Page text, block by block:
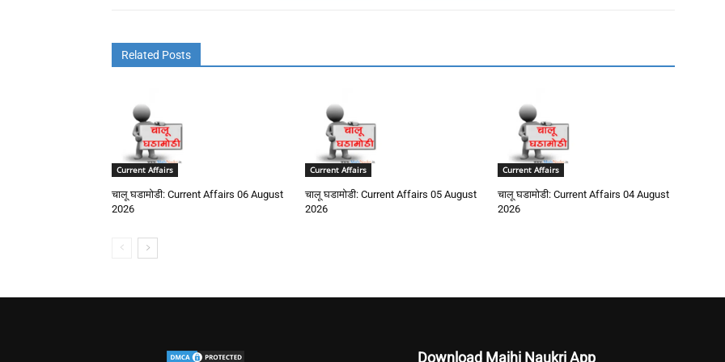
Related Posts
Current Affairs
चालू घडामोडी: Current Affairs 06 August
2026
Current Affairs
चालू घडामोडी: Current Affairs 05 August
2026
Current Affairs
चालू घडामोडी: Current Affairs 04 August
2026
Download Majhi Naukri App